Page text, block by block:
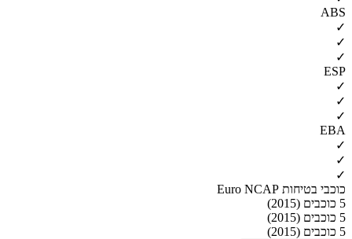
ABS
✓
✓
✓
ESP
✓
✓
✓
EBA
✓
✓
✓
כוכבי בטיחות Euro NCAP
5 כוכבים (2015)
5 כוכבים (2015)
5 כוכבים (2015)